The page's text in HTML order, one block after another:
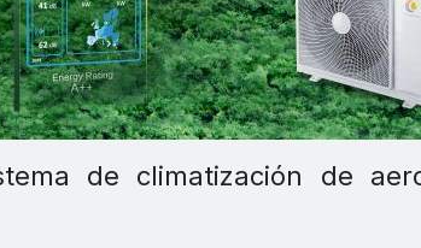
de climatización de